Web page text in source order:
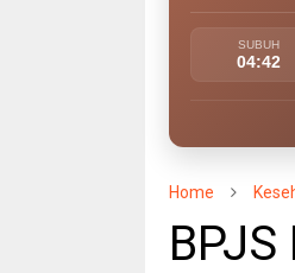
SUBUH
04:42
Home